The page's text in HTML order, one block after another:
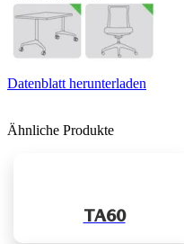
Datenblatt herunterladen
Ähnliche Produkte
TA60